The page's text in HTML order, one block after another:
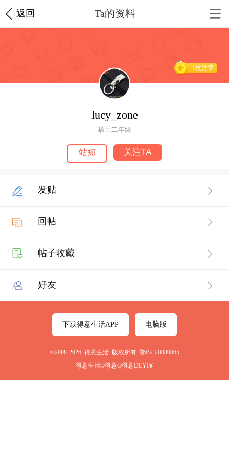
返回 Ta的资料
1枚勋章
lucy_zone
硕士二年级
站短 关注TA
发贴
回帖
帖子收藏
好友
下载得意生活APP 电脑版
©2008-2026 得意生活 版权所有 鄂B2-20080065
得意生活®得意®得意DEYI®